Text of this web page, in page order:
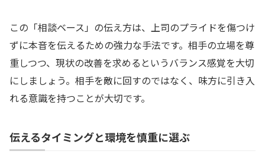
この「相談ベース」の伝え方は、上司のプライドを傷つけ
ずに本音を伝えるための強力な手法です。相手の立場を尊
重しつつ、現状の改善を求めるというバランス感覚を大切
にしましょう。相手を敵に回すのではなく、味方に引き入
れる意識を持つことが大切です。
伝えるタイミングと環境を慎重に選ぶ